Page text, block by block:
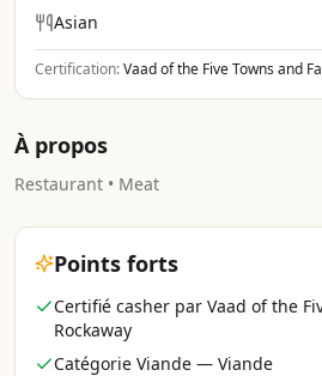
Asian
Certification:Vaad of the Five Towns and
À propos
Restaurant • Meat
Points forts
Certifié casher par Vaad of the
Rockaway
Catégorie Viande — Viande